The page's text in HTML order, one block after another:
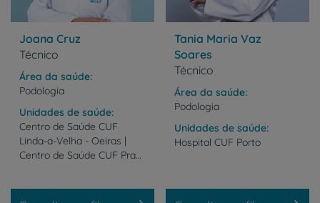
Joana Cruz
Técnico
Área da saúde
Podologia
Unidades de saúde
Centro de Saúde CUF
Linda-a-Velha - Oeiras |
Centro de Saúde CUF Praça de Alvalade - Lisboa | Centro de Saúde CUF Telheiras - Lisboa
Tania Maria Vaz
Soares
Técnico
Área da saúde
Podologia
Unidades de saúde
Hospital CUF Porto